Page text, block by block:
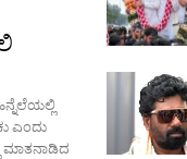
ಎಂದು
ಮಾತನಾಡಿದ